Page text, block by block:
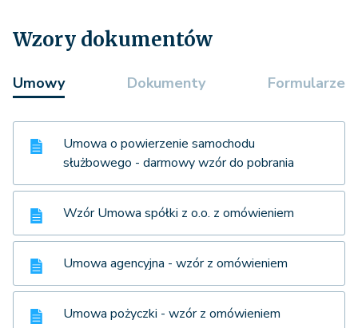
Wzory dokumentów
Umowy Dokumenty Formularze
Umowa o powierzenie samochodu
służbowego - darmowy wzór do pobrania
Wzór Umowa spółki z o.o. z omówieniem
Umowa agencyjna - wzór z omówieniem
Umowa pożyczki - wzór z omówieniem